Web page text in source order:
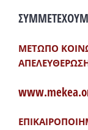
ΜΕΤΩΠΟ